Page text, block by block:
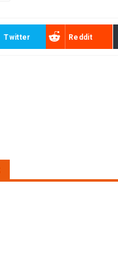
Twitter Reddit